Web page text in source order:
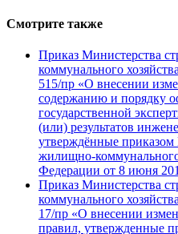
Смотрите также
Приказ Министерства
коммунального
515/пр «О внесении
содержанию и порядку
государственной
(или) результатов
утверждённые приказом
жилищно-коммунального
Федерации от 8 июня
Приказ Министерства
коммунального
17/пр «О внесении
правил, утвержденные